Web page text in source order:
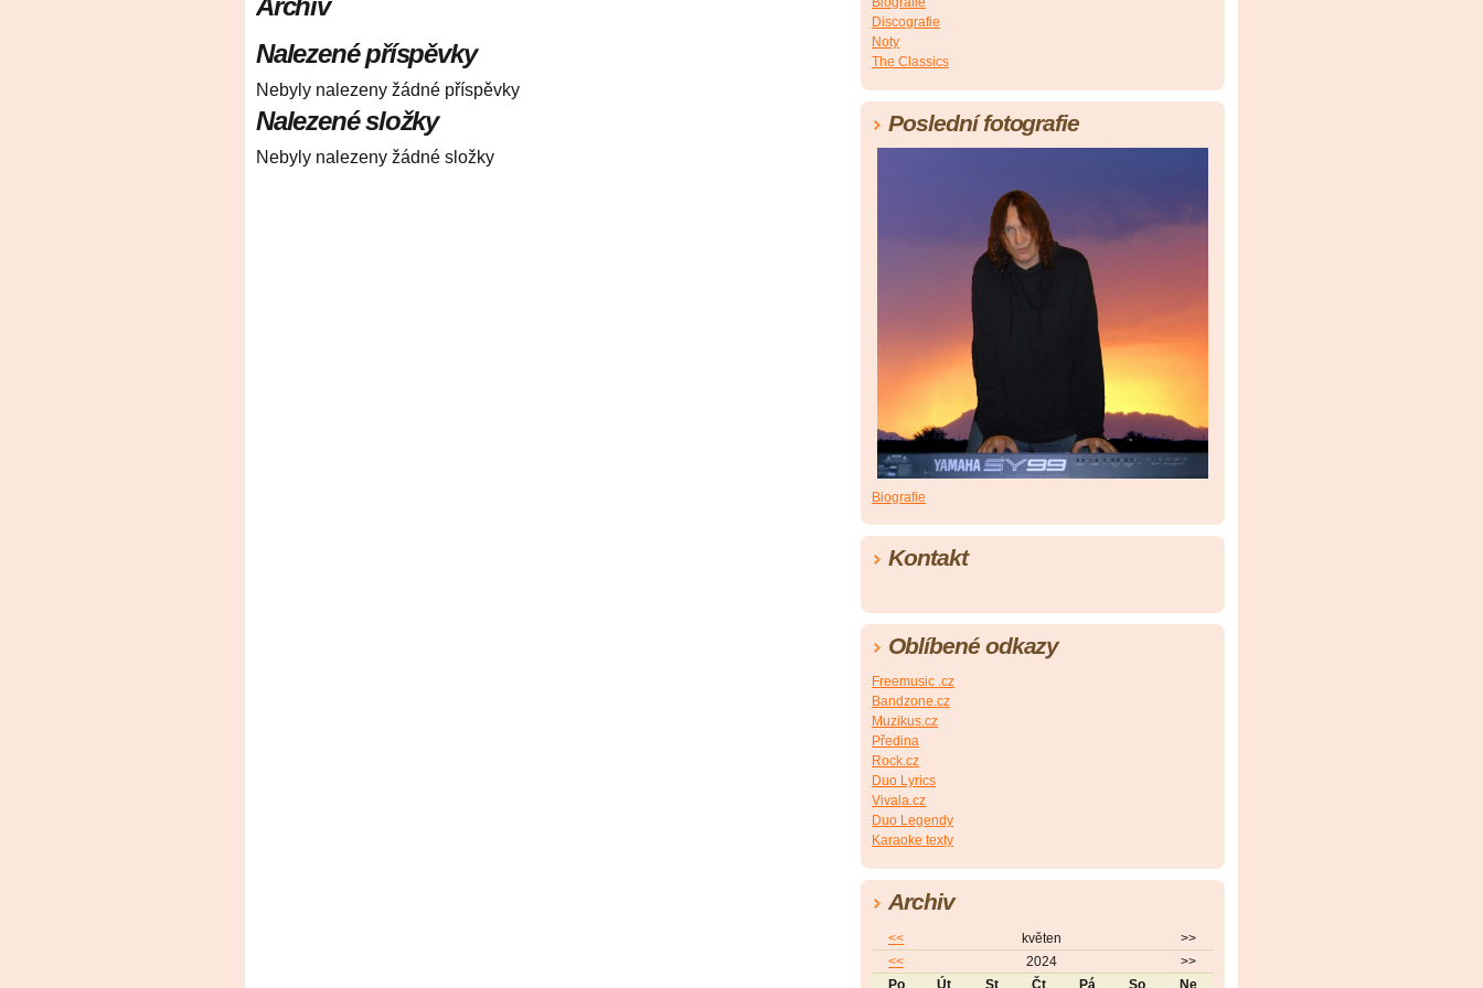
Archiv
Nalezené příspěvky
Nebyly nalezeny žádné příspěvky
Nalezené složky
Nebyly nalezeny žádné složky
Discografie
Noty
The Classics
Poslední fotografie
Biografie
Kontakt
Oblíbené odkazy
Freemusic .cz
Bandzone.cz
Muzikus.cz
Předina
Rock.cz
Duo Lyrics
Vivala.cz
Duo Legendy
Karaoke texty
Archiv
<< květen
>>
<<
2024
>>
Po
Út St Čt Pá So Ne